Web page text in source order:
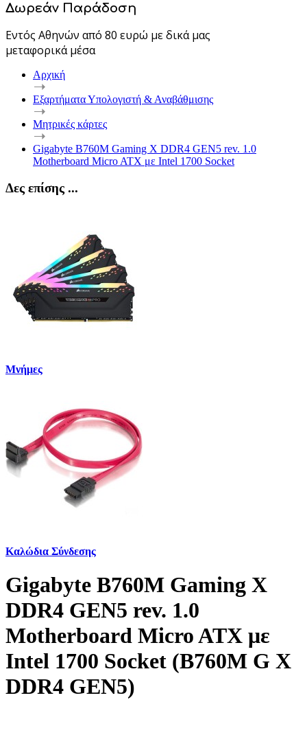
Δωρεάν Παράδοση
Εντός Αθηνών από 80 ευρώ με δικά μας
μεταφορικά μέσα
Αρχική
Εξαρτήματα Υπολογιστή & Αναβάθμισης
Μητρικές κάρτες
Gigabyte B760M Gaming X DDR4 GEN5 rev. 1.0
Motherboard Micro ATX με Intel 1700 Socket
Δες επίσης ...
Μνήμες
Καλώδια Σύνδεσης
Gigabyte B760M Gaming X
DDR4 GEN5 rev. 1.0
Motherboard Micro ATX με
Intel 1700 Socket (B760M G X
DDR4 GEN5)